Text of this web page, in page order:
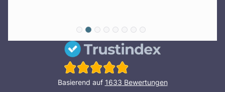
Basierend auf 1633 Bewertungen